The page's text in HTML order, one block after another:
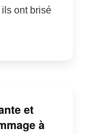
ont brisé
et
à